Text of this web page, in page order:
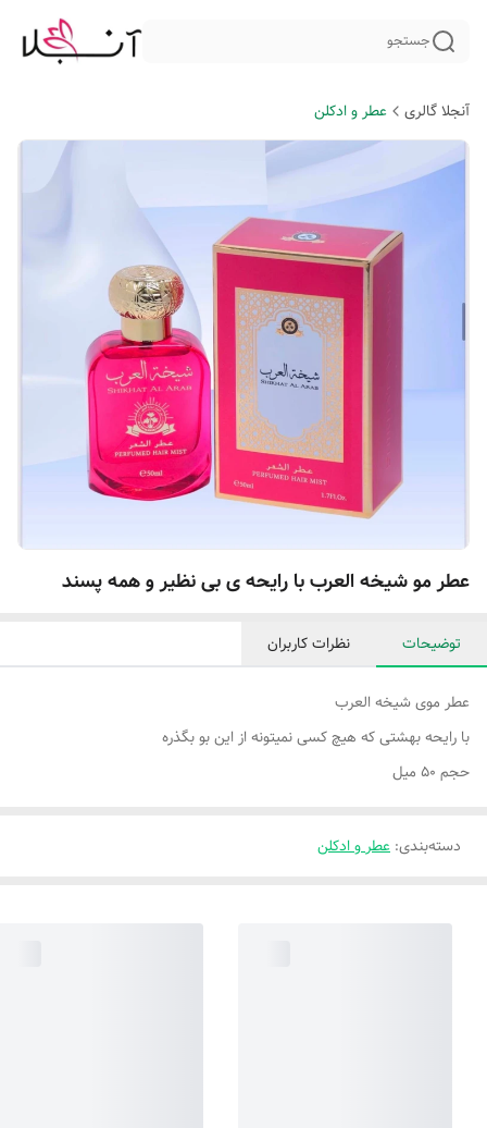
جستجو
آنجلا گالری عطر و ادکلن
عطر مو شیخه العرب با رایحه ی بی نظیر و همه پسند
توضیحات نظرات کاربران
عطر موی شیخه العرب
با رایحه بهشتی که هیچ کسی نمیتونه از این بو بگذره
حجم ۵۰ میل
دسته‌بندی: عطر و ادکلن